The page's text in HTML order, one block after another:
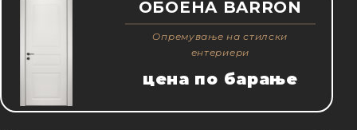
ОБОЕНA BARRON
Oпремување на стилски
ентериери
цена по барање